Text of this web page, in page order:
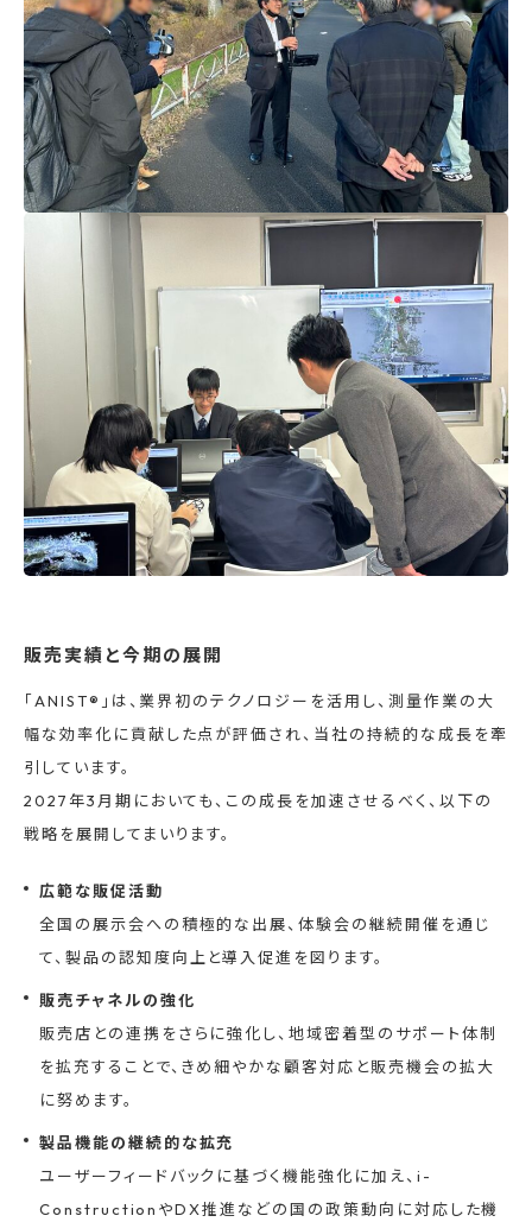
販売実績と今期の展開
「ANIST®」は、業界初のテクノロジーを活用し、測量作業の大
幅な効率化に貢献した点が評価され、当社の持続的な成長を牽
引しています。
2027年3月期においても、この成長を加速させるべく、以下の
戦略を展開してまいります。
広範な販促活動
全国の展示会への積極的な出展、体験会の継続開催を通じ
て、製品の認知度向上と導入促進を図ります。
販売チャネルの強化
販売店との連携をさらに強化し、地域密着型のサポート体制
を拡充することで、きめ細やかな顧客対応と販売機会の拡大
に努めます。
製品機能の継続的な拡充
ユーザーフィードバックに基づく機能強化に加え、i-
ConstructionやDX推進などの国の政策動向に対応した機